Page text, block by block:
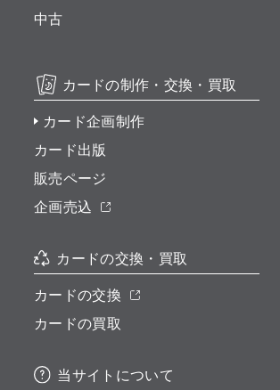
中古
カードの制作・交換・買取
カード企画制作
カード出版
販売ページ
企画売込
カードの交換・買取
カードの交換
カードの買取
当サイトについて